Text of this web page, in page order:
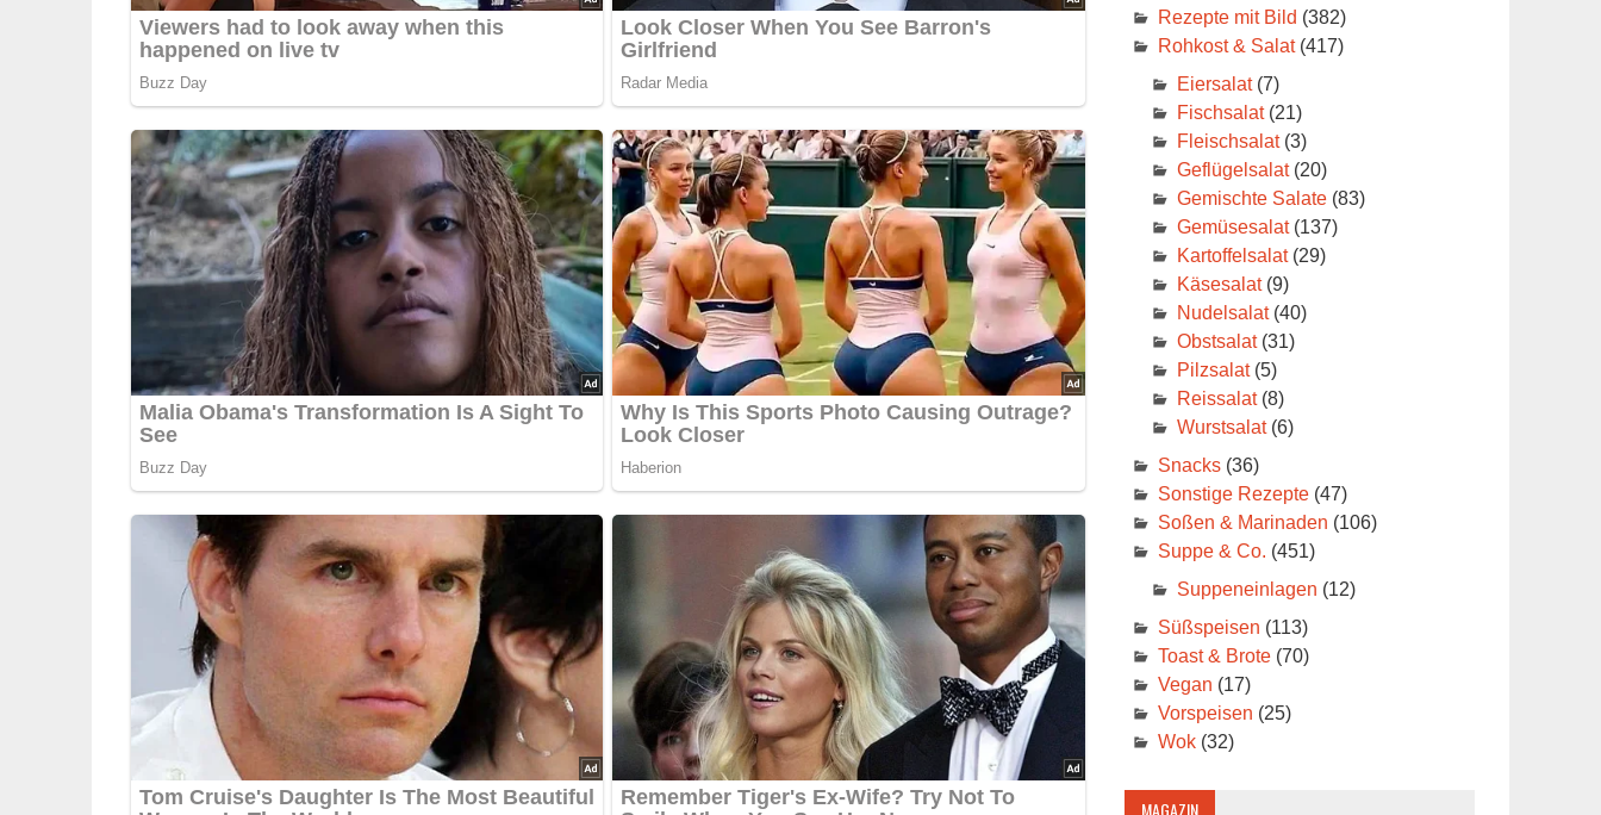
Rezepte mit Bild (382)
Rohkost & Salat(417)
Eiersalat(7)
Fischsalat(21)
Fleischsalat(3)
Geflügelsalat(20)
Gemischte Salate(83)
Gemüsesalat(137)
Kartoffelsalat(29)
Käsesalat(9)
Nudelsalat(40)
Obstsalat(31)
Pilzsalat(5)
Reissalat(8)
Wurstsalat(6)
Snacks(36)
Sonstige Rezepte(47)
Soßen & Marinaden (106)
Suppe & Co. (451)
Suppeneinlagen (12)
Süßspeisen (113)
Toast & Brote(70)
Vegan (17)
Vorspeisen (25)
Wok(32)